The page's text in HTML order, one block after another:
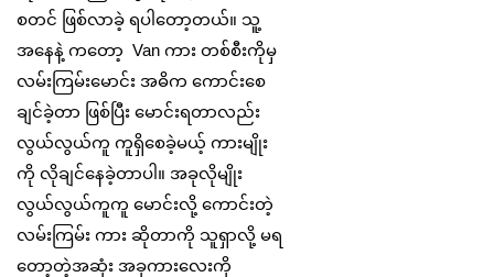
စတင် ဖြစ်လာခဲ့ ရပါတော့တယ်။ သူ့
အနေနဲ့ ကတော့ Van ကား တစ်စီးကိုမှ
လမ်းကြမ်းမောင်း အဓိက ကောင်းစေ
ချင်ခဲ့တာ ဖြစ်ပြီး မောင်းရတာလည်း
လွယ်လွယ်ကူ ကူရှိစေခဲ့မယ့် ကားမျိုး
ကို လိုချင်နေခဲ့တာပါ။ အခုလိုမျိုး
လွယ်လွယ်ကူကူ မောင်းလို့ ကောင်းတဲ့
လမ်းကြမ်း ကား ဆိုတာကို သူရှာလို့ မရ
တော့တဲ့အဆုံး အခုကားလေးကို